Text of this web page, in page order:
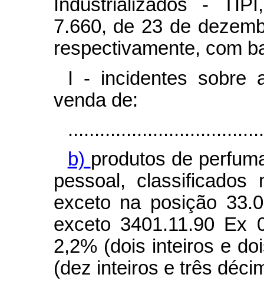
Industrializados -
7.660, de 23 de
respectivamente, com
I - incidentes sobre
venda de:
b) produtos de
pessoal,
exceto na posição
exceto 3401.11.90 Ex
2,2% (dois inteiros e
(dez inteiros e três